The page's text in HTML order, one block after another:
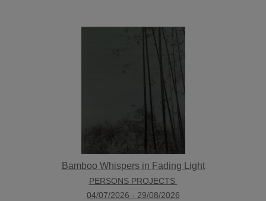
Bamboo Whispers in Fading Light
PERSONS PROJECTS
04/07/2026 - 29/08/2026